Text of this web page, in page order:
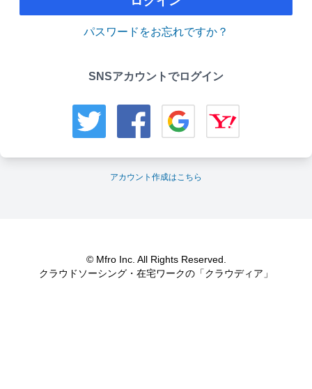
パスワードをお忘れですか？
SNSアカウントでログイン
アカウント作成はこちら
© Mfro Inc. All Rights Reserved.
クラウドソーシング・在宅ワークの「クラウディア」